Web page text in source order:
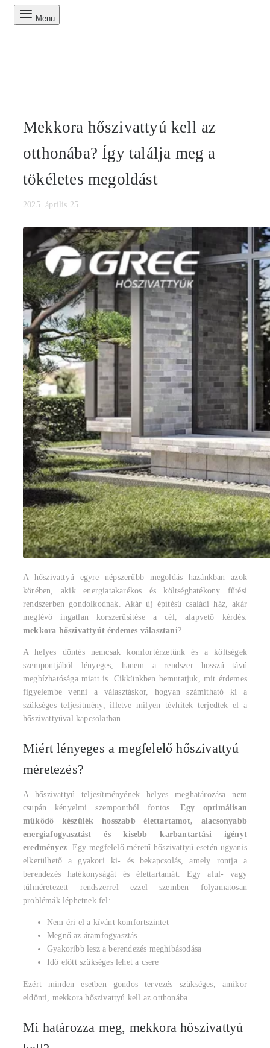
Menu
Mekkora hőszivattyú kell az
otthonába? Így találja meg a
tökéletes megoldást
2025. április 25.
A hőszivattyú egyre népszerűbb megoldás hazánkban azok
körében, akik energiatakarékos és költséghatékony fűtési
rendszerben gondolkodnak. Akár új építésű családi ház, akár
meglévő ingatlan korszerűsítése a cél, alapvető kérdés:
mekkora hőszivattyút érdemes választani?
A helyes döntés nemcsak komfortérzetünk és a költségek
szempontjából lényeges, hanem a rendszer hosszú távú
megbízhatósága miatt is. Cikkünkben bemutatjuk, mit érdemes
figyelembe venni a választáskor, hogyan számítható ki a
szükséges teljesítmény, illetve milyen tévhitek terjedtek el a
hőszivattyúval kapcsolatban.
Miért lényeges a megfelelő hőszivattyú
méretezés?
A hőszivattyú teljesítményének helyes meghatározása nem
csupán kényelmi szempontból fontos.Egy optimálisan
működő készülék hosszabb élettartamot, alacsonyabb
energiafogyasztást és kisebb karbantartási igényt
eredményez. Egy megfelelő méretű hőszivattyú esetén ugyanis
elkerülhető a gyakori ki- és bekapcsolás, amely rontja a
berendezés hatékonyságát és élettartamát. Egy alul- vagy
túlméretezett rendszerrel ezzel szemben folyamatosan
problémák léphetnek fel:
Nem éri el a kívánt komfortszintet
Megnő az áramfogyasztás
Gyakoribb lesz a berendezés meghibásodása
Idő előtt szükséges lehet a csere
Ezért minden esetben gondos tervezés szükséges, amikor
eldönti, mekkora hőszivattyú kell az otthonába.
Mi határozza meg, mekkora hőszivattyú